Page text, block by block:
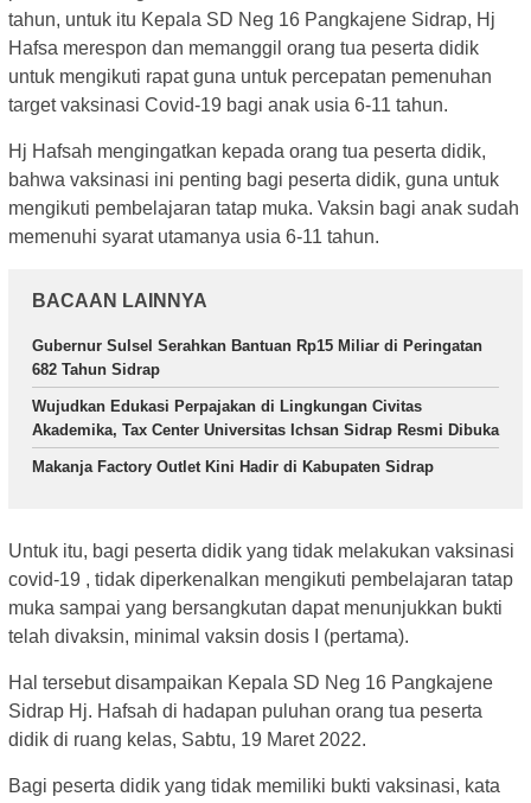
tahun, untuk itu Kepala SD Neg 16 Pangkajene Sidrap, Hj
Hafsa merespon dan memanggil orang tua peserta didik
untuk mengikuti rapat guna untuk percepatan pemenuhan
target vaksinasi Covid-19 bagi anak usia 6-11 tahun.
Hj Hafsah mengingatkan kepada orang tua peserta didik,
bahwa vaksinasi ini penting bagi peserta didik, guna untuk
mengikuti pembelajaran tatap muka. Vaksin bagi anak sudah
memenuhi syarat utamanya usia 6-11 tahun.
BACAAN LAINNYA
Gubernur Sulsel Serahkan Bantuan Rp15 Miliar di Peringatan
682 Tahun Sidrap
Wujudkan Edukasi Perpajakan di Lingkungan Civitas
Akademika, Tax Center Universitas Ichsan Sidrap Resmi Dibuka
Makanja Factory Outlet Kini Hadir di Kabupaten Sidrap
Untuk itu, bagi peserta didik yang tidak melakukan vaksinasi
covid-19 , tidak diperkenalkan mengikuti pembelajaran tatap
muka sampai yang bersangkutan dapat menunjukkan bukti
telah divaksin, minimal vaksin dosis I (pertama).
Hal tersebut disampaikan Kepala SD Neg 16 Pangkajene
Sidrap Hj. Hafsah di hadapan puluhan orang tua peserta
didik di ruang kelas, Sabtu, 19 Maret 2022.
Bagi peserta didik yang tidak memiliki bukti vaksinasi, kata